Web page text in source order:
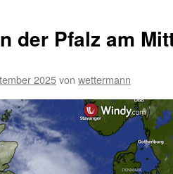
der Pfalz am
2025von wettermann